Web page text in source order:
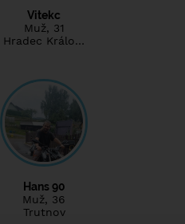
Vitekc
Muž, 31
Hradec Králo…
Hans 90
Muž, 36
Trutnov